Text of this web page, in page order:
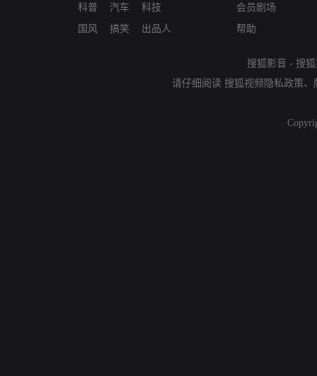
科普
国风
汽车
搞笑
科技
出品人
会员剧场
帮助
搜狐影音 - 搜
请仔细阅读 搜狐视频隐私政策、